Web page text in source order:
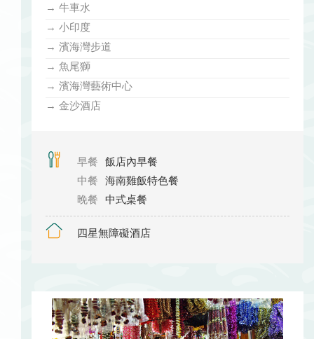
→ 牛車水
→ 小印度
→ 濱海灣步道
→ 魚尾獅
→ 濱海灣藝術中心
→ 金沙酒店
早餐
飯店內早餐
中餐
海南雞飯特色餐
晚餐
中式桌餐
四星無障礙酒店